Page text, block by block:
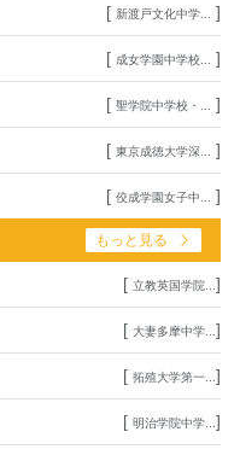
[ 新渡戸文化中学... ]
[ 成女学園中学校... ]
[ 聖学院中学校・... ]
[ 東京成徳大学深... ]
[ 佼成学園女子中... ]
もっと見る
[ 立教英国学院... ]
[ 大妻多摩中学... ]
[ 拓殖大学第一... ]
[ 明治学院中学... ]